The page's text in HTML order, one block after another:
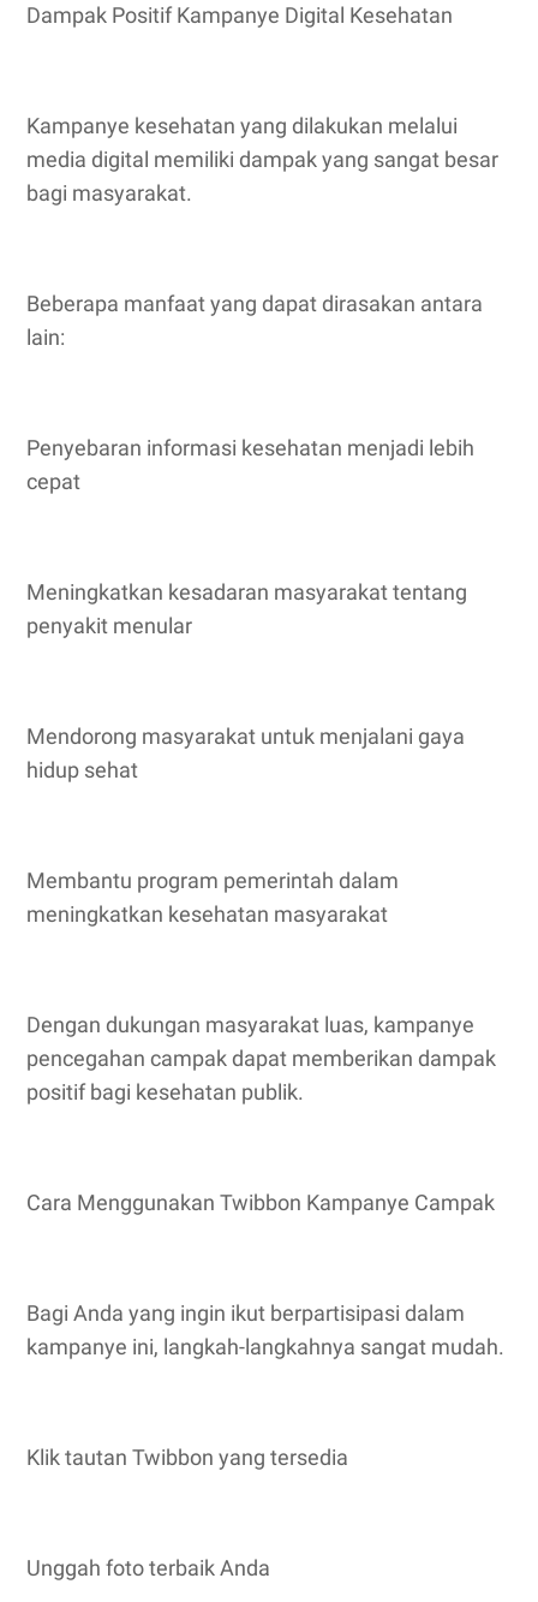
Dampak Positif Kampanye Digital Kesehatan
Kampanye kesehatan yang dilakukan melalui
media digital memiliki dampak yang sangat besar
bagi masyarakat.
Beberapa manfaat yang dapat dirasakan antara
lain:
Penyebaran informasi kesehatan menjadi lebih
cepat
Meningkatkan kesadaran masyarakat tentang
penyakit menular
Mendorong masyarakat untuk menjalani gaya
hidup sehat
Membantu program pemerintah dalam
meningkatkan kesehatan masyarakat
Dengan dukungan masyarakat luas, kampanye
pencegahan campak dapat memberikan dampak
positif bagi kesehatan publik.
Cara Menggunakan Twibbon Kampanye Campak
Bagi Anda yang ingin ikut berpartisipasi dalam
kampanye ini, langkah-langkahnya sangat mudah.
Klik tautan Twibbon yang tersedia
Unggah foto terbaik Anda